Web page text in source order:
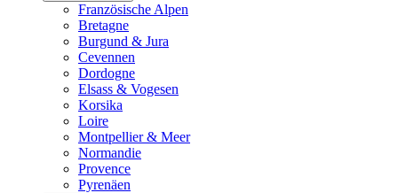
Französische Alpen
Bretagne
Burgund & Jura
Cevennen
Dordogne
Elsass & Vogesen
Korsika
Loire
Montpellier & Meer
Normandie
Provence
Pyrenäen